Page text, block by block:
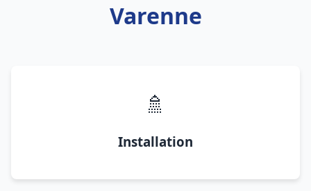
Varenne
🚿
Installation